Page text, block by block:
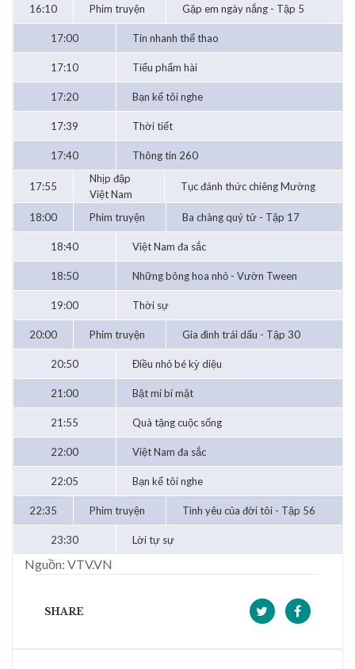
16:10 Phim truyện Gặp em ngày nắng - Tập 5
17:00 Tin nhanh thể thao
17:10 Tiểu phẩm hài
17:20 Bạn kể tôi nghe
17:39 Thời tiết
17:40 Thông tin 260
17:55
Nhịp đập
Việt Nam
Tục đánh thức chiêng Mường
18:00 Phim truyện Ba chàng quý tử - Tập 17
18:40 Việt Nam đa sắc
18:50 Những bông hoa nhỏ - Vườn Tween
19:00 Thời sự
20:00 Phim truyện Gia đình trái dấu - Tập 30
20:50 Điều nhỏ bé kỳ diệu
21:00 Bật mí bí mật
21:55 Quà tặng cuộc sống
22:00 Việt Nam đa sắc
22:05 Bạn kể tôi nghe
22:35 Phim truyện Tình yêu của đời tôi - Tập 56
23:30 Lời tự sự
Nguồn: VTV.VN
SHARE